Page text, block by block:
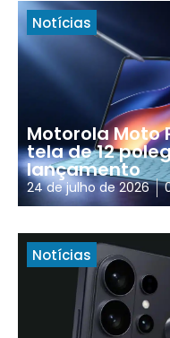
Notícias
Motorola Moto
tela de 12
lançamento
24 de julho de 2026
Notícias